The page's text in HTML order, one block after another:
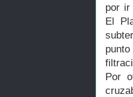
por ir
El
Por